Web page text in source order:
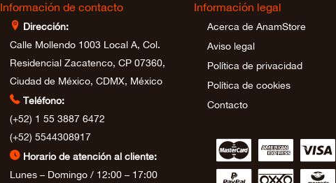
Información de contacto
⊩ Dirección:
Calle Mollendo 1003 Local A, Col.
Residencial Zacatenco, CP 07360,
Ciudad de México, CDMX, México
 Teléfono:
(+52) 1 55 3887 6472
(+52) 5544308917
⊲ Horario de atención al cliente:
Lunes – Domingo / 12:00 – 17:00
Información legal
Acerca de AnamStore
Aviso legal
Política de privacidad
Política de cookies
Contacto
∹ ∵ ≂